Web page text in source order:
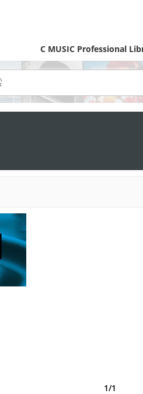
C MUSIC Professional
1/1